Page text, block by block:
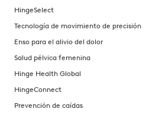
HingeSelect
Tecnología de movimiento de precisión
Enso para el alivio del dolor
Salud pélvica femenina
Hinge Health Global
HingeConnect
Prevención de caídas